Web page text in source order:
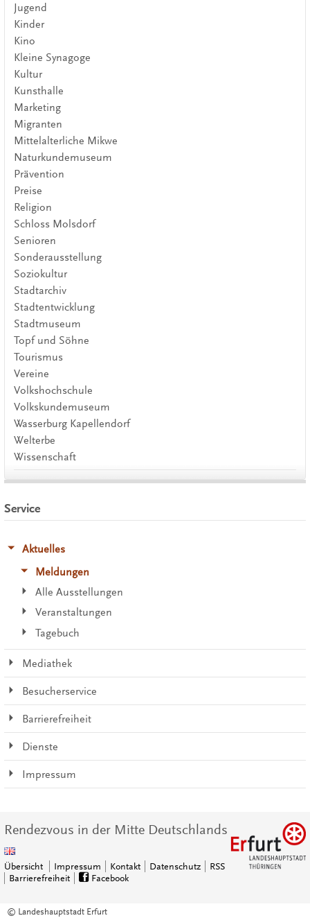
Jugend
Kinder
Kino
Kleine Synagoge
Kultur
Kunsthalle
Marketing
Migranten
Mittelalterliche Mikwe
Naturkundemuseum
Prävention
Preise
Religion
Schloss Molsdorf
Senioren
Sonderausstellung
Soziokultur
Stadtarchiv
Stadtentwicklung
Stadtmuseum
Topf und Söhne
Tourismus
Vereine
Volkshochschule
Volkskundemuseum
Wasserburg Kapellendorf
Welterbe
Wissenschaft
Service
Aktuelles
Meldungen
Alle Ausstellungen
Veranstaltungen
Tagebuch
Mediathek
Besucherservice
Barrierefreiheit
Dienste
Impressum
Rendezvous in der Mitte Deutschlands
Übersicht Impressum Kontakt Datenschutz
RSS
Barrierefreiheit
Facebook
© Landeshauptstadt Erfurt